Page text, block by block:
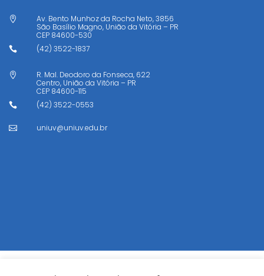

Av. Bento Munhoz da Rocha Neto, 3856
São Basílio Magno, União da Vitória – PR
CEP 84600-530
 (42) 3522-1837

R. Mal. Deodoro da Fonseca, 622
Centro, União da Vitória – PR
CEP 84600-115
 (42) 3522-0553
 uniuv@uniuv.edu.br